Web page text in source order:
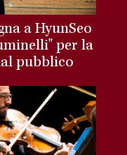
a HyunSeo
per la
pubblico